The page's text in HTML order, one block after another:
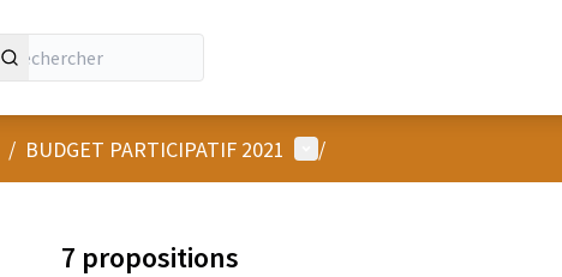
/ BUDGET PARTICIPATIF 2021 Menu utilisateur
/
7 propositions